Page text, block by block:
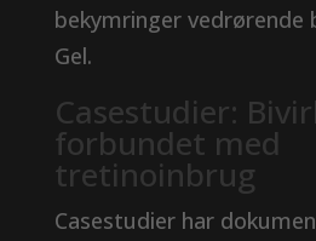
bekymringer
Gel.
Casestudier:
forbundet med
tretinoinbrug
Casestudier har